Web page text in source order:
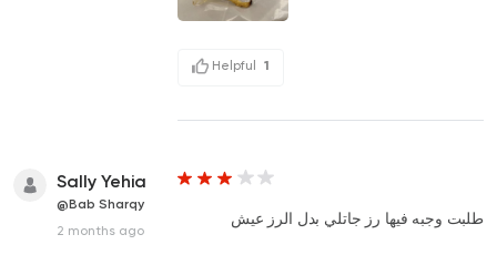
Helpful 1
Sally Yehia
@Bab Sharqy
2 months ago
طلبت وجبه فيها رز جاتلي بدل الرز عيش